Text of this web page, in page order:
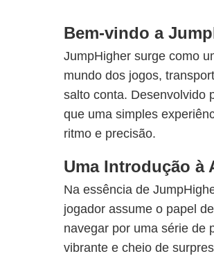
Bem-vindo a
JumpHigher surge como
mundo dos jogos,
salto conta. Desenvolvido
que uma simples
ritmo e precisão.
Uma Introdução à
Na essência de
jogador assume o papel
navegar por uma série de
vibrante e cheio de